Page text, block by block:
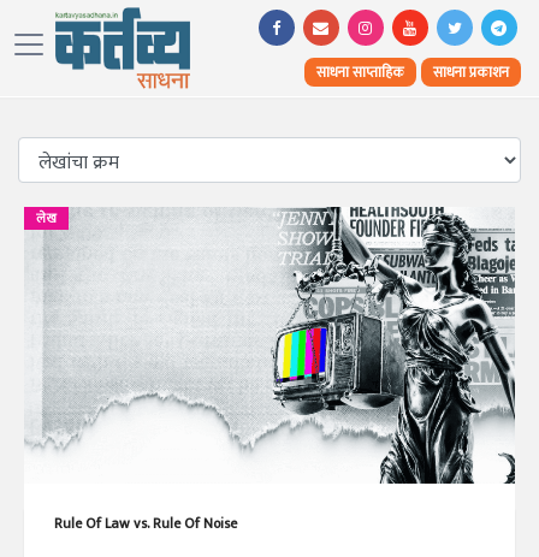
साधना साप्ताहिक साधना प्रकाशन
लेख
Rule Of Law vs. Rule Of Noise